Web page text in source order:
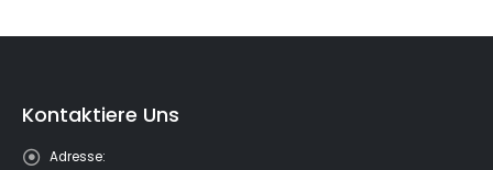
Kontaktiere Uns
Adresse: